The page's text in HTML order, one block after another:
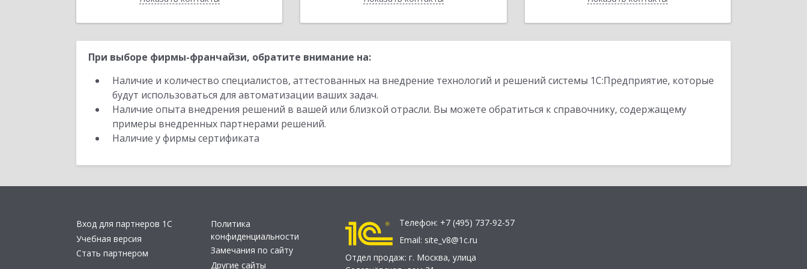
При выборе фирмы-франчайзи, обратите внимание на:
Наличие и количество специалистов, аттестованных на внедрение технологий и решений системы 1С:Предприятие, которые
будут использоваться для автоматизации ваших задач.
Наличие опыта внедрения решений в вашей или близкой отрасли. Вы можете обратиться к справочнику, содержащему
примеры внедренных партнерами решений.
Наличие у фирмы сертификата
Вход для партнеров 1С
Учебная версия
Стать партнером
Политика
конфиденциальности
Замечания по сайту
Другие сайты
Телефон: +7 (495) 737-92-57
Email: site_v8@1c.ru
Отдел продаж: г. Москва, улица